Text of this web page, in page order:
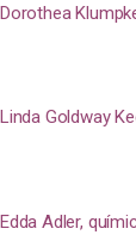
Dorothea
Linda Goldway
Edda Adler,